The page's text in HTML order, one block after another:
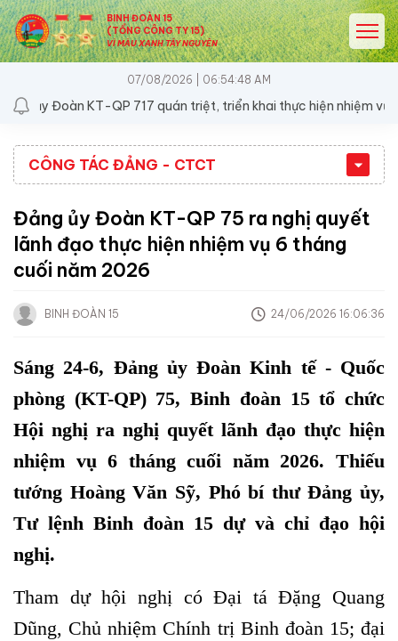
BINH ĐOÀN 15
(TỔNG CÔNG TY 15)
VÌ MÀU XANH TÂY NGUYÊN
07/08/2026 | 06:54:48 AM
Đoàn KT-QP 717 quán triệt, triển khai thực hiện nhiệm vụ 6
CÔNG TÁC ĐẢNG - CTCT
Đảng ủy Đoàn KT-QP 75 ra nghị quyết
lãnh đạo thực hiện nhiệm vụ 6 tháng
cuối năm 2026
BINH ĐOÀN 15 24/06/2026 16:06:36
Sáng 24-6, Đảng ủy Đoàn Kinh tế - Quốc
phòng (KT-QP) 75, Binh đoàn 15 tổ chức
Hội nghị ra nghị quyết lãnh đạo thực hiện
nhiệm vụ 6 tháng cuối năm 2026. Thiếu
tướng Hoàng Văn Sỹ, Phó bí thư Đảng ủy,
Tư lệnh Binh đoàn 15 dự và chỉ đạo hội
nghị.
Tham dự hội nghị có Đại tá Đặng Quang
Dũng, Chủ nhiệm Chính trị Binh đoàn 15; đại